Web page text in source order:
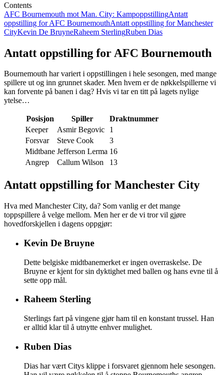
Contents
AFC Bournemouth mot Man. City: KampoppstillingAntatt
oppstilling for AFC BournemouthAntatt oppstilling for Manchester
CityKevin De BruyneRaheem SterlingRuben Dias
Antatt oppstilling for AFC Bournemouth
Bournemouth har variert i oppstillingen i hele sesongen, med mange
spillere ut og inn grunnet skader. Men hvem er de nøkkelspillerne vi
kan forvente på banen i dag? Hvis vi tar en titt på lagets nylige
ytelse…
Posisjon Spiller
Draktnummer
Keeper
Asmir Begovic
1
Forsvar
Steve Cook
3
Midtbane Jefferson Lerma 16
Angrep
Callum Wilson 13
Antatt oppstilling for Manchester City
Hva med Manchester City, da? Som vanlig er det mange
toppspillere å velge mellom. Men her er de vi tror vil gjøre
hovedforskjellen i dagens oppgjør:
Kevin De Bruyne
Dette belgiske midtbanemerket er ingen overraskelse. De
Bruyne er kjent for sin dyktighet med ballen og hans evne til å
sette opp mål.
Raheem Sterling
Sterlings fart på vingene gjør ham til en konstant trussel. Han
er alltid klar til å utnytte enhver mulighet.
Ruben Dias
Dias har vært Citys klippe i forsvaret gjennom hele sesongen.